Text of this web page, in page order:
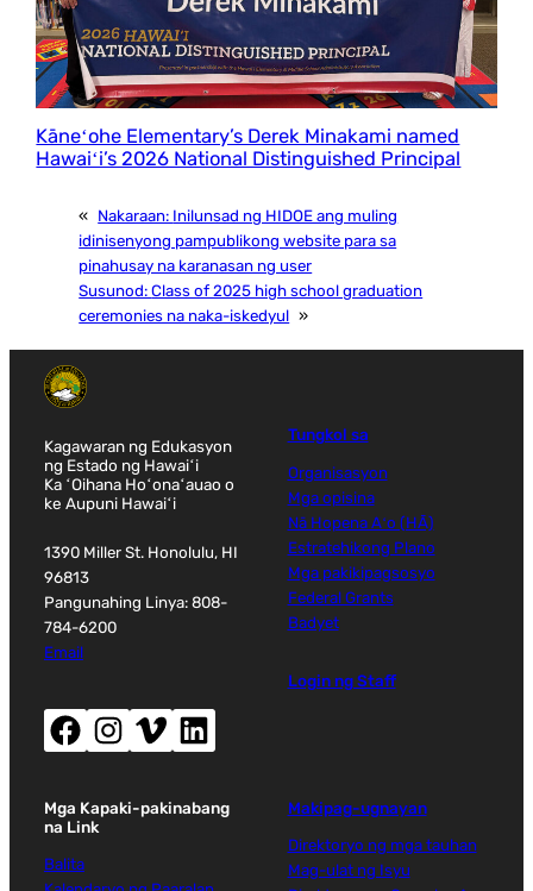
Kāneʻohe Elementary’s Derek Minakami named
Hawaiʻi’s 2026 National Distinguished Principal
« Nakaraan: Inilunsad ng HIDOE ang muling
idinisenyong pampublikong website para sa
pinahusay na karanasan ng user
Susunod:Class of 2025 high school graduation
ceremonies na naka-iskedyul »
Kagawaran ng Edukasyon
ng Estado ng Hawaiʻi
Ka ʻOihana Hoʻonaʻauao o
ke Aupuni Hawaiʻi
1390 Miller St. Honolulu, HI
96813
Pangunahing Linya: 808-
784-6200
Email
Facebook (magbubukas ng bagong window)
Instagram (magbubukas ng bagong window)
Vimeo (magbubukas ng bagong window)
LinkedIn (magbubukas ng bagong window)
Tungkol sa
Organisasyon
Mga opisina
Nā Hopena Aʻo (HĀ)
Estratehikong Plano
Mga pakikipagsosyo
Federal Grants
Badyet
Login ng Staff
Mga Kapaki-pakinabang
na Link
Balita
Makipag-ugnayan
Direktoryo ng mga tauhan
Mag-ulat ng Isyu